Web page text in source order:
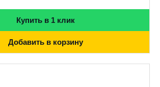
Купить в 1 клик
Добавить в корзину